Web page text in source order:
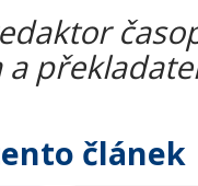
článek